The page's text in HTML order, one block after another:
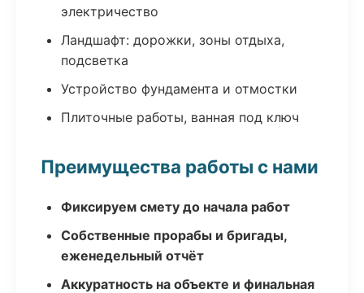
электричество
Ландшафт: дорожки, зоны отдыха,
подсветка
Устройство фундамента и отмостки
Плиточные работы, ванная под ключ
Преимущества работы с нами
Фиксируем смету до начала работ
Собственные прорабы и бригады,
еженедельный отчёт
Аккуратность на объекте и финальная